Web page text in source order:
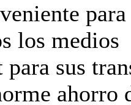
los
sus
ahorro